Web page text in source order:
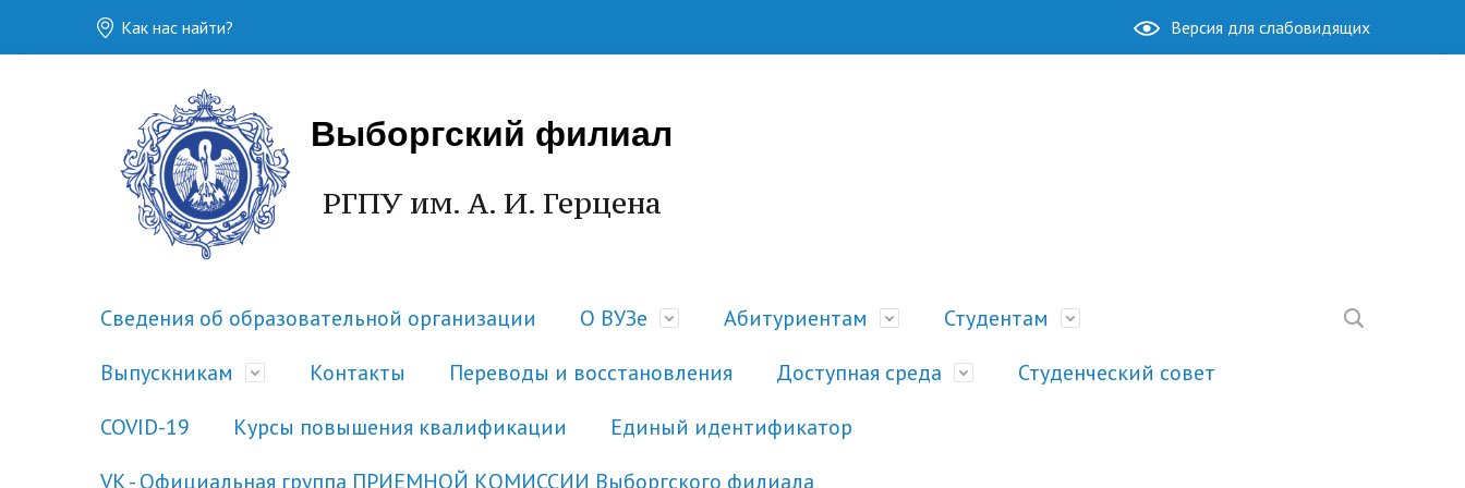
Как нас найти? Версия для слабовидящих
Выборгский филиал
РГПУ им. А. И. Герцена
Сведения об образовательной организации О ВУЗе Абитуриентам Студентам
Выпускникам Контакты Переводы и восстановления Доступная среда
Студенческий совет
COVID-19
Курсы повышения квалификации
Единый идентификатор
VK - Официальная группа ПРИЕМНОЙ КОМИССИИ Выборгского филиала